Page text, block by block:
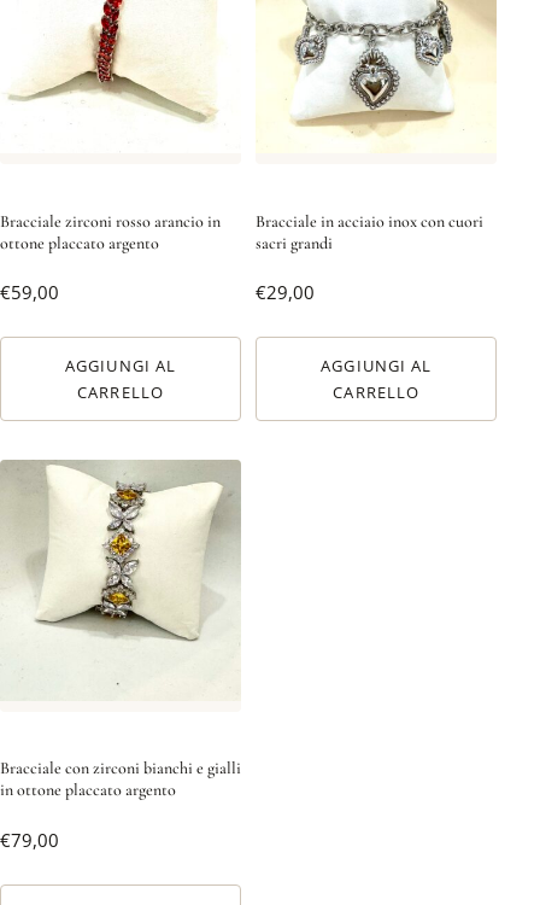
Bracciale zirconi rosso arancio in
ottone placcato argento
€59,00
AGGIUNGI AL
CARRELLO
Bracciale in acciaio inox con cuori
sacri grandi
€29,00
AGGIUNGI AL
CARRELLO
Bracciale con zirconi bianchi e gialli
in ottone placcato argento
€79,00